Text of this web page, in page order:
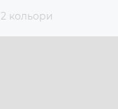
2 кольори